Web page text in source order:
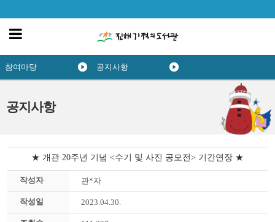
공지사항
참여마당 공지사항
★ 개관 20주년 기념 <수기 및 사진 공모전> 기간연장 ★
작성자 관*자
작성일 2023.04.30.